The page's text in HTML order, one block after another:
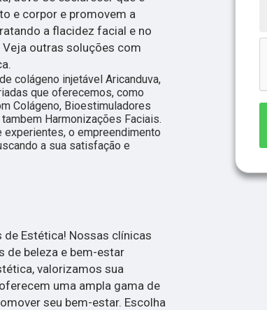
e corpor e promovem a
a flacidez facial e no
outras soluções com
colágeno injetável Aricanduva,
que oferecemos, como
Colágeno, Bioestimuladores
Harmonizações Faciais.
o empreendimento
a sua satisfação e
de Estética! Nossas clínicas
de beleza e bem-estar
valorizamos sua
uma ampla gama de
seu bem-estar. Escolha